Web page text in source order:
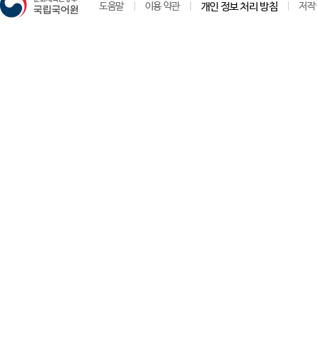
도움말 이용 약관 개인 정보 처리 방침 저